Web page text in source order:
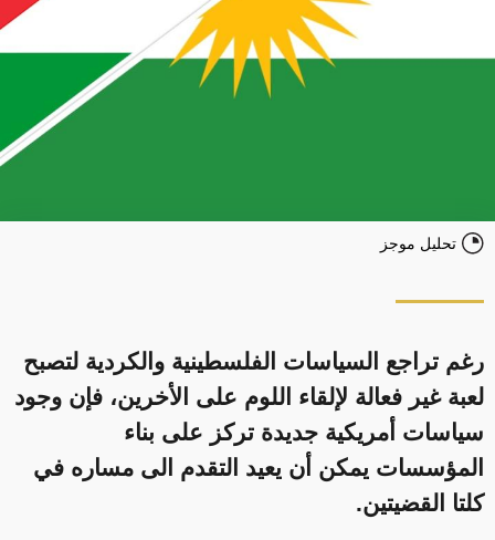
تحليل موجز
رغم تراجع السياسات الفلسطينية والكردية لتصبح
لعبة غير فعالة لإلقاء اللوم على الأخرين، فإن وجود
سياسات أمريكية جديدة تركز على بناء
المؤسسات يمكن أن يعيد التقدم الى مساره في
كلتا القضيتين.